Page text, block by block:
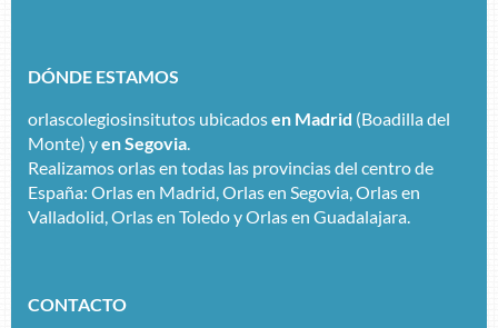
DÓNDE ESTAMOS
orlascolegiosinsitutos ubicadosen Madrid (Boadilla del
Monte) yen Segovia
Realizamos orlas en todas las provincias del centro de
España: Orlas en Madrid, Orlas en Segovia, Orlas en
Valladolid, Orlas en Toledo y Orlas en Guadalajara.
CONTACTO